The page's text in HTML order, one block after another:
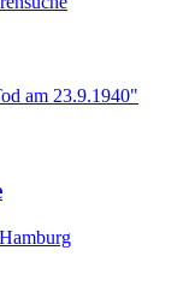
am 23.9.1940"